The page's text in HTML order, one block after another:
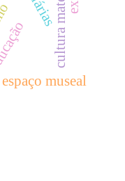
espaço museal